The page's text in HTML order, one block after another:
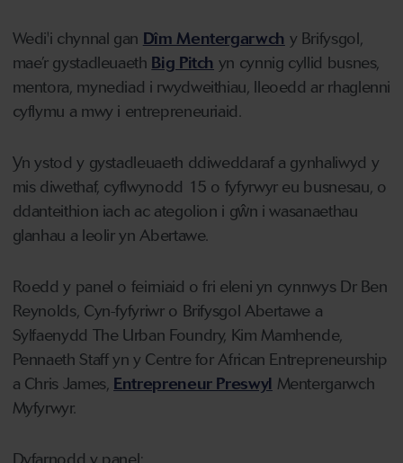
Wedi'i chynnal gan Dîm Mentergarwch y Brifysgol,
mae’r gystadleuaeth Big Pitch yn cynnig cyllid busnes,
mentora, mynediad i rwydweithiau, lleoedd ar rhaglenni
cyflymu a mwy i entrepreneuriaid.
Yn ystod y gystadleuaeth ddiweddaraf a gynhaliwyd y
mis diwethaf, cyflwynodd 15 o fyfyrwyr eu busnesau, o
ddanteithion iach ac ategolion i gŵn i wasanaethau
glanhau a leolir yn Abertawe.
Roedd y panel o feirniaid o fri eleni yn cynnwys Dr Ben
Reynolds, Cyn-fyfyriwr o Brifysgol Abertawe a
Sylfaenydd The Urban Foundry, Kim Mamhende,
Pennaeth Staff yn y Centre for African Entrepreneurship
a Chris James, Entrepreneur Preswyl Mentergarwch
Myfyrwyr.